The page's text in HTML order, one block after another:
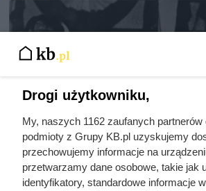
Drogi użytkowniku,
My, naszych 1162 zaufanych partnerów
podmioty z Grupy KB.pl uzyskujemy
przechowujemy informacje na
przetwarzamy dane osobowe, takie jak
identyfikatory, standardowe informacje